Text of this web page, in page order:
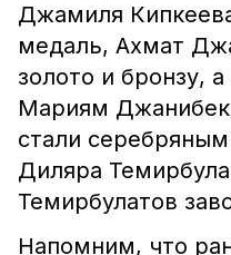
Джамиля
медаль, Ахмат
золото и бронзу,
Мариям
стали
Диляра
Темирбулатов
Напомним, что